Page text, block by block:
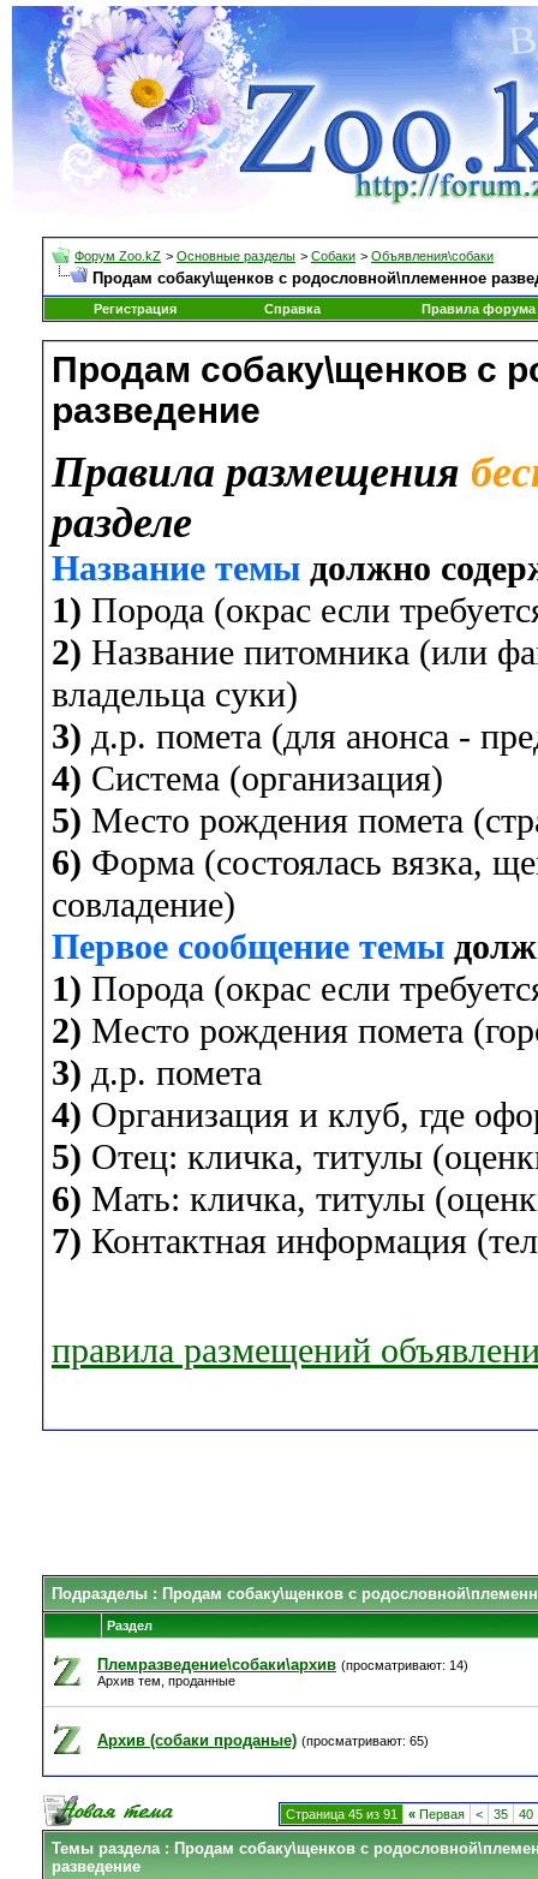
Форум Zoo.kZ > Основные разделы > Собаки > Объявления\собаки
Продам собаку\щенков с родословной\племенное
Регистрация Справка Правила форума
Продам собаку\щенков с
разведение
Правила размещения
разделе
Название темы должно
1) Порода (окрас если
2) Название питомника (или
владельца суки)
3) д.р. помета (для анонса -
4) Система (организация)
5) Место рождения помета
6) Форма (состоялась вязка,
совладение)
Первое сообщение темы
1) Порода (окрас если
2) Место рождения помета
3) д.р. помета
4) Организация и клуб, где
5) Отец: кличка, титулы
6) Мать: кличка, титулы
7) Контактная информация
правила размещений
Подразделы : Продам собаку\щенков с
Раздел
Племразведение\собаки\архив (просматривают: 14)
Архив тем, проданные
Архив (собаки проданые) (просматривают: 65)
Страница 45 из 91 « Первая < 35 40
Темы раздела: Продам собаку\щенков с
разведение